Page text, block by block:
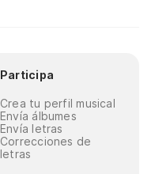
Participa
Crea tu perfil musical
Envía álbumes
Envía letras
Correcciones de
letras